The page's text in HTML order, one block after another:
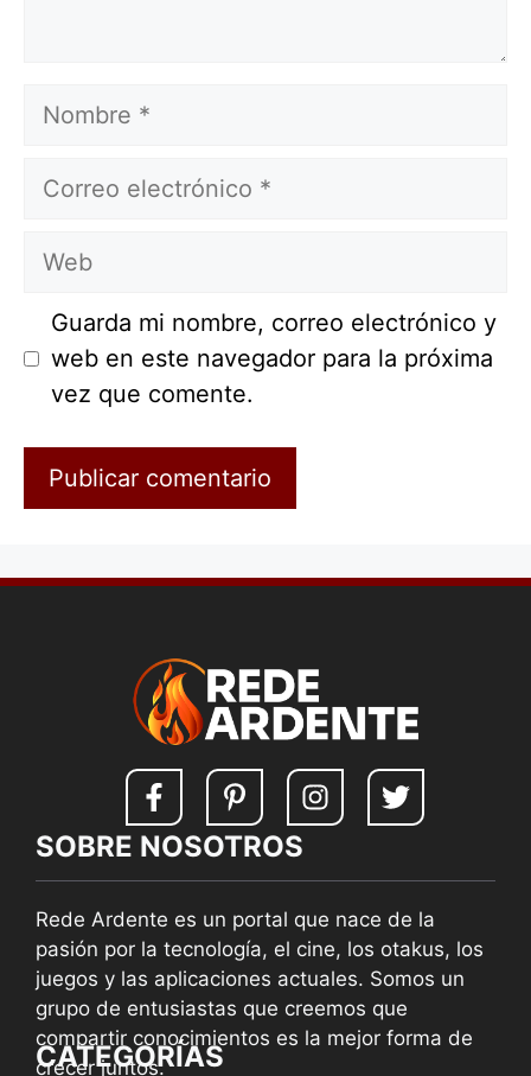
Nombre
Correo
Web
Guarda mi nombre, correo electrónico y
web en este navegador para la próxima
vez que comente.
SOBRE NOSOTROS
Rede Ardente es un portal que nace de la
pasión por la tecnología, el cine, los otakus, los
juegos y las aplicaciones actuales. Somos un
grupo de entusiastas que creemos que
compartir conocimientos es la mejor forma de
crecer juntos.
CATEGORÍAS